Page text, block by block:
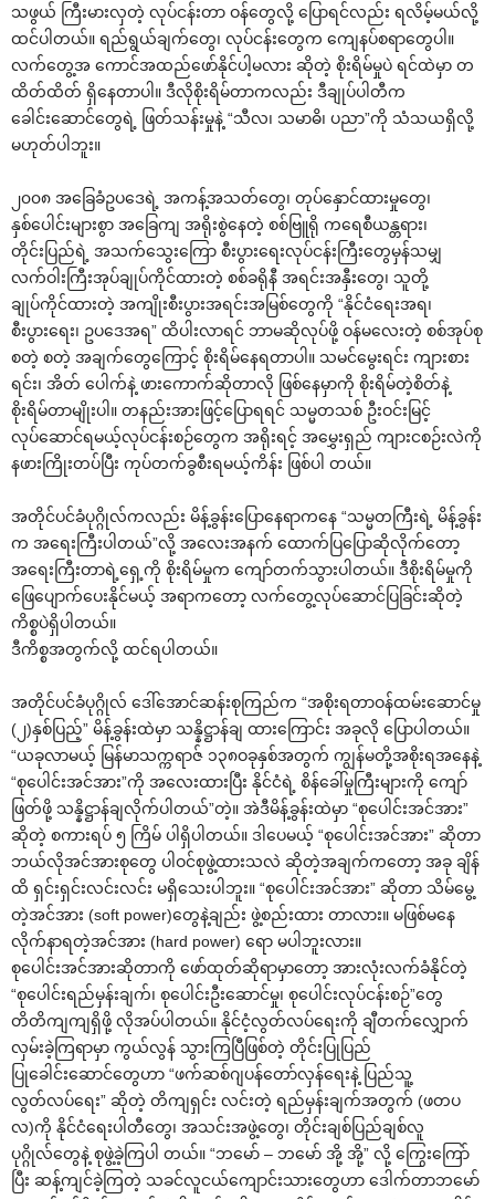
သဖွယ် ကြီးမားလှတဲ့ လုပ်ငန်းတာ ဝန်‌တွေလို့ ‌ပြောရင်လည်း ရလိမ့်မယ်လို့
ထင်ပါတယ်။ ရည်ရွယ်ချက်‌တွေ၊ လုပ်ငန်း‌တွေက ‌ကျေနပ်စရာ‌တွေပါ။
လက်‌တွေ့အ ‌ကောင်အထည်‌ဖော်နိုင်ပါ့မလား ဆိုတဲ့ စိုးရိမ်မှုပဲ ရင်ထဲမှာ တ
ထိတ်ထိတ် ရှိ‌နေတာပါ။ ဒီလိုစိုးရိမ်တာကလည်း ဒီချုပ်ပါတီက
‌ခေါင်း‌ဆောင်‌တွေရဲ့ ဖြတ်သန်းမှုနဲ့ “သီလ၊ သမာဓိ၊ ပညာ”ကို သံသယရှိလို့
မဟုတ်ပါဘူး။
၂၀၀၈ အ‌ခြေခံဥပ‌ဒေရဲ့ အကန့်အသတ်‌တွေ၊ တုပ်‌နှောင်ထားမှု‌တွေ၊
နှစ်‌ပေါင်းများစွာ အ‌ခြေကျ အရိုးစွဲ‌နေတဲ့ စစ်ဗြူရို က‌ရေစီယန္တရား၊
တိုင်းပြည်ရဲ့ အသက်‌သွေး‌ကြော စီးပွား‌ရေးလုပ်ငန်းကြီး‌တွေမှန်သမျှ
လက်ဝါးကြီးအုပ်ချုပ်ကိုင်ထားတဲ့ စစ်ခရိုနီ အရင်းအနှီး‌တွေ၊ သူတို့
ချုပ်ကိုင်ထားတဲ့ အကျိုးစီးပွားအရင်းအမြစ်‌တွေကို “နိုင်ငံ‌ရေးအရ၊
စီးပွား‌ရေး၊ ဥပ‌ဒေအရ” ထိပါးလာရင် ဘာမဆိုလုပ်ဖို့ ဝန်မ‌လေးတဲ့ စစ်အုပ်စု
စတဲ့ စတဲ့ အချက်‌တွေ‌ကြောင့် စိုးရိမ်‌နေရတာပါ။ သမင်‌မွေးရင်း ကျားစား
ရင်း၊ အိတ် ‌ပေါက်နဲ့ ဖား‌ကောက်ဆိုတာလို ဖြစ်‌နေမှာကို စိုးရိမ်တဲ့စိတ်နဲ့
စိုးရိမ်တာမျိုးပါ။ တနည်းအားဖြင့်‌ပြောရရင် သမ္မတသစ် ဦးဝင်းမြင့်
လုပ်‌ဆောင်ရမယ့်လုပ်ငန်းစဉ်‌တွေက အရိုးရင့် အ‌မွှေးရှည် ကျားငစဉ်းလဲကို
နဖားကြိုးတပ်ပြီး ကုပ်တက်ခွစီးရမယ့်ကိန်း ဖြစ်ပါ တယ်။
အတိုင်ပင်ခံပုဂ္ဂိုလ်ကလည်း မိန့်ခွန်း‌ပြော‌နေရာက‌နေ “သမ္မတကြီးရဲ့ မိန့်ခွန်း
က အ‌ရေးကြီးပါတယ်”လို့ အ‌လေးအနက် ‌ထောက်ပြ‌ပြောဆိုလိုက်‌တော့
အ‌ရေးကြီးတာရဲ့‌ရှေ့ကို စိုးရိမ်မှုက ‌ကျော်တက်သွားပါတယ်။ ဒီစိုးရိမ်မှုကို
‌ဖြေ‌ပျောက်‌ပေးနိုင်မယ့် အရာက‌တော့ လက်‌တွေ့လုပ်‌ဆောင်ပြခြင်းဆိုတဲ့
ကိစ္စပဲရှိပါတယ်။
ဒီကိစ္စအတွက်လို့ ထင်ရပါတယ်။
အတိုင်ပင်ခံပုဂ္ဂိုလ် ‌ဒေါ်‌အောင်ဆန်းစုကြည်က “အစိုးရတာဝန်ထမ်း‌ဆောင်မှု
(၂)နှစ်ပြည့်” မိန့်ခွန်းထဲမှာ သန္နိဋ္ဌာန်ချ ထား‌ကြောင်း အခုလို ‌ပြောပါတယ်။
“ယခုလာမယ့် မြန်မာသက္ကရာဇ် ၁၃၈ဝခုနှစ်အတွက် ကျွန်မတို့အစိုးရအ‌နေနဲ့
“စု‌ပေါင်းအင်အား”ကို အ‌လေးထားပြီး နိုင်ငံရဲ့ စိန်‌ခေါ်မှုကြီးများကို ‌ကျော်
ဖြတ်ဖို့ သန္နိဋ္ဌာန်ချလိုက်ပါတယ်”တဲ့။ အဲဒီမိန့်ခွန်းထဲမှာ “စု‌ပေါင်းအင်အား”
ဆိုတဲ့ စကားရပ် ၅ ကြိမ် ပါရှိပါတယ်။ ဒါ‌ပေမယ့် “စု‌ပေါင်းအင်အား” ဆိုတာ
ဘယ်လိုအင်အားစု‌တွေ ပါဝင်စုဖွဲ့ထားသလဲ ဆိုတဲ့အချက်က‌တော့ အခု ချိန်
ထိ ရှင်းရှင်းလင်းလင်း မရှိ‌သေးပါဘူး။ “စု‌ပေါင်းအင်အား” ဆိုတာ သိမ်‌မွေ့
တဲ့အင်အား (soft power)‌တွေနဲ့ချည်း ဖွဲ့စည်းထား တာလား။ မဖြစ်မ‌နေ
လိုက်နာရတဲ့အင်အား (hard power) ‌ရော မပါဘူးလား။
စု‌ပေါင်းအင်အားဆိုတာကို ‌ဖော်ထုတ်ဆိုရာမှာ‌တော့ အားလုံးလက်ခံနိုင်တဲ့
“စု‌ပေါင်းရည်မှန်းချက်၊ စု‌ပေါင်းဦး‌ဆောင်မှု၊ စု‌ပေါင်းလုပ်ငန်းစဉ်”‌တွေ
တိတိကျကျရှိဖို့ လိုအပ်ပါတယ်။ နိုင်ငံ့လွတ်လပ်‌ရေးကို ချီတက်‌လျှောက်
လှမ်းခဲ့ကြရာမှာ ကွယ်လွန် သွားကြပြီဖြစ်တဲ့ တိုင်းပြုပြည်
ပြု‌ခေါင်း‌ဆောင်‌တွေဟာ “ဖက်ဆစ်ဂျပန်‌တော်လှန်‌ရေးနဲ့ ပြည်သူ့
လွတ်လပ်‌ရေး” ဆိုတဲ့ တိကျရှင်း လင်းတဲ့ ရည်မှန်းချက်အတွက် (ဖတပ
လ)ကို နိုင်ငံ‌ရေးပါတီ‌တွေ၊ အသင်းအဖွဲ့‌တွေ၊ တိုင်းချစ်ပြည်ချစ်လူ
ပုဂ္ဂိုလ်‌တွေနဲ့ စုဖွဲ့ခဲ့ကြပါ တယ်။ “ဘ‌မော် – ဘ‌မော် အို့ အို့” လို့ ‌ကြွေး‌ကြော်
ပြီး ဆန့်ကျင်ခဲ့ကြတဲ့ သခင်လူငယ်‌ကျောင်းသား‌တွေဟာ ‌ဒေါက်တာဘ‌မော်